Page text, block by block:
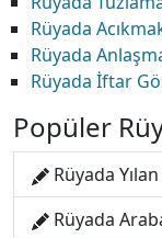
Rüyada
Rüyada
Rüyada İftar
Popüler
Rüyada
Rüyada